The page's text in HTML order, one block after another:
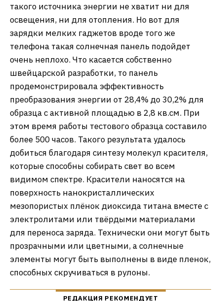
такого источника энергии не хватит ни для
освещения, ни для отопления. Но вот для
зарядки мелких гаджетов вроде того же
телефона такая солнечная панель подойдет
очень неплохо. Что касается собственно
швейцарской разработки, то панель
продемонстрировала эффективность
преобразования энергии от 28,4% до 30,2% для
образца с активной площадью в 2,8 кв.см. При
этом время работы тестового образца составило
более 500 часов. Такого результата удалось
добиться благодаря синтезу молекул красителя,
которые способны собирать свет во всем
видимом спектре. Красители наносятся на
поверхность нанокристаллических
мезопористых плёнок диоксида титана вместе с
электролитами или твёрдыми материалами
для переноса заряда. Технически они могут быть
прозрачными или цветными, а солнечные
элементы могут быть выполнены в виде пленок,
способных скручиваться в рулоны.